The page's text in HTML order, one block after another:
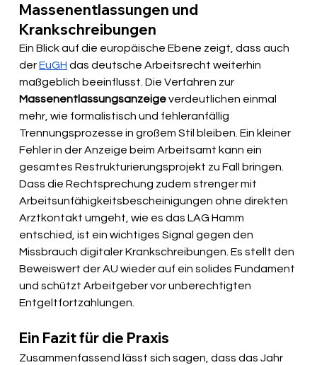
Massenentlassungen und
Krankschreibungen
Ein Blick auf die europäische Ebene zeigt, dass auch
der EuGH das deutsche Arbeitsrecht weiterhin
maßgeblich beeinflusst. Die Verfahren zur
Massenentlassungsanzeige verdeutlichen einmal
mehr, wie formalistisch und fehleranfällig
Trennungsprozesse in großem Stil bleiben. Ein kleiner
Fehler in der Anzeige beim Arbeitsamt kann ein
gesamtes Restrukturierungsprojekt zu Fall bringen.
Dass die Rechtsprechung zudem strenger mit
Arbeitsunfähigkeitsbescheinigungen ohne direkten
Arztkontakt umgeht, wie es das LAG Hamm
entschied, ist ein wichtiges Signal gegen den
Missbrauch digitaler Krankschreibungen. Es stellt den
Beweiswert der AU wieder auf ein solides Fundament
und schützt Arbeitgeber vor unberechtigten
Entgeltfortzahlungen.
Ein Fazit für die Praxis
Zusammenfassend lässt sich sagen, dass das Jahr